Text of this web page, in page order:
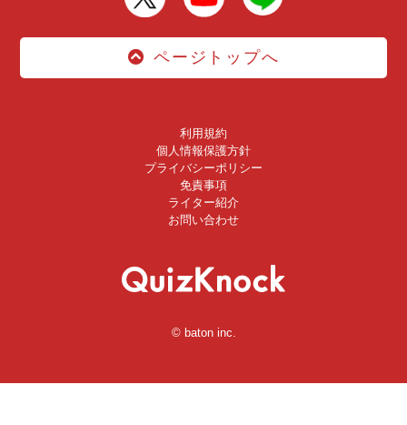
ページトップへ
利用規約
個人情報保護方針
プライバシーポリシー
免責事項
ライター紹介
お問い合わせ
© baton inc.